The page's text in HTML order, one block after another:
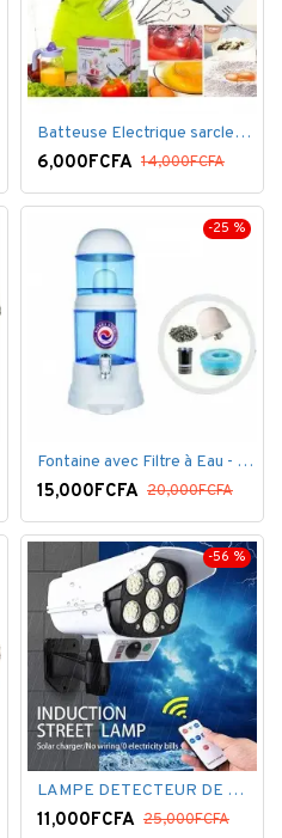
Batteuse Electrique sarclette à main– 7 vitesses
6,000FCFA 14,000FCFA
-25 %
Fontaine avec Filtre à Eau - 16 Litres - Blanc
15,000FCFA 20,000FCFA
-56 %
LAMPE DETECTEUR DE MOUVEMENT SOLAR SENSOR LIGHT
11,000FCFA 25,000FCFA